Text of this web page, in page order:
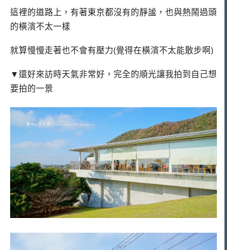
這裡的道路上，有著東京都沒有的靜謐，也與熱鬧過頭
的橫濱不太一樣
就算慢慢走著也不會有壓力(覺得在橫濱不太能散步啊)
▼還好來訪時天氣非常好，完全的順光讓我拍到自己想
要拍的一景